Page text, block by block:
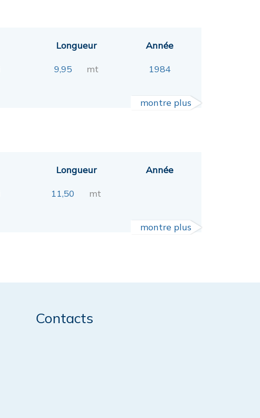
Longueur
9,95 mt
Année
1984
montre plus
Longueur
11,50 mt
Année
montre plus
Contacts